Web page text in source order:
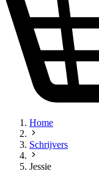
Home
Schrijvers
Jessie